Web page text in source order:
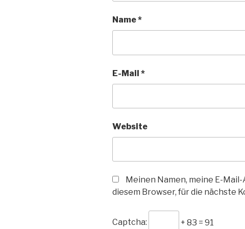
Name*
E-Mail *
Website
Meinen Namen, meine E-
diesem Browser, für die nächste
Captcha: + 83 = 91